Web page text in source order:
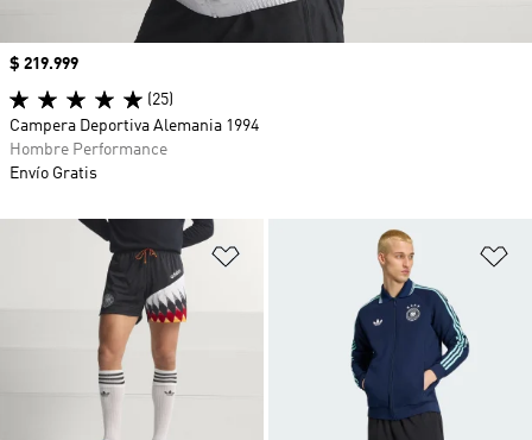
Añadir a la lista de deseos
Precio
$ 219.999
(25)
Campera Deportiva Alemania 1994
Hombre Performance
Envío Gratis